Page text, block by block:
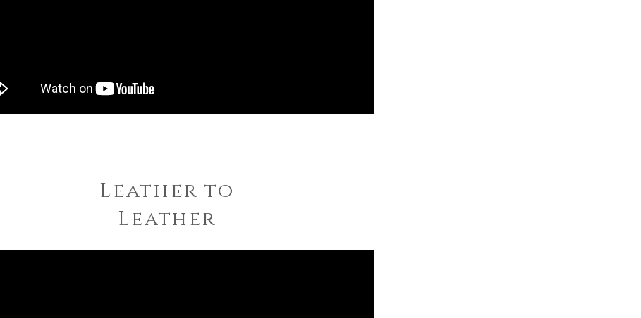
​Leather to
Leather